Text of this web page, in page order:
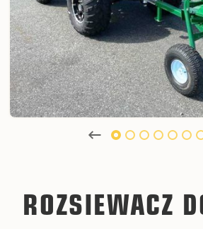
ROZSIEWACZ